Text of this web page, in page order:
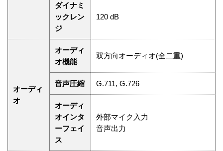
ダイナミ
ックレン
ジ
120 dB
オーディ
オ
オーディ
オ機能
双方向オーディオ(全二重)
音声圧縮 G.711, G.726
オーディ
オインタ
ーフェイ
ス
外部マイク入力
音声出力